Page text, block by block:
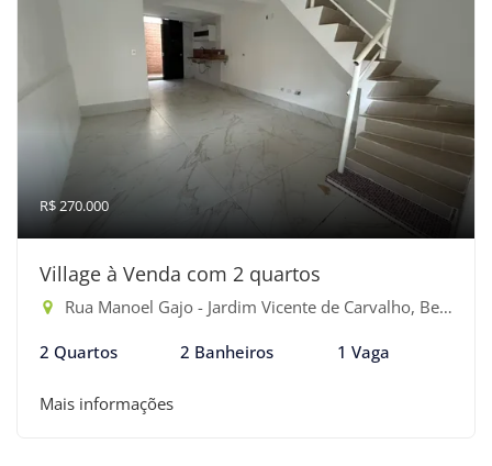
R$ 270.000
Village à Venda com 2 quartos
Rua Manoel Gajo - Jardim Vicente de Carvalho, Bertioga-SP
2 Quartos 2 Banheiros 1 Vaga
Mais informações